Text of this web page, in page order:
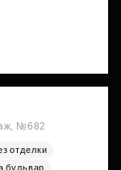
№682
отделки
бульвар